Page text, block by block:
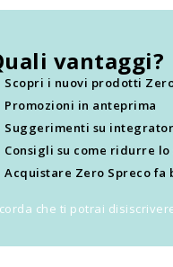
vantaggi?
Scopri i nuovi prodotti
Promozioni in anteprima
Suggerimenti su
Consigli su come ridurre lo
Acquistare Zero Spreco
che ti potrai